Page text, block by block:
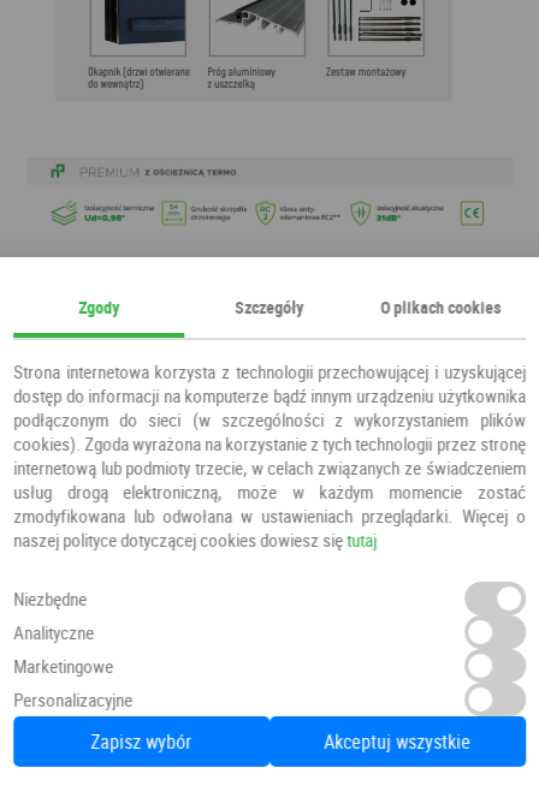
Zgody Szczegóły O plikach cookies
Strona internetowa korzysta z technologii przechowującej i uzyskującej
dostęp do informacji na komputerze bądź innym urządzeniu użytkownika
podłączonym do sieci (w szczególności z wykorzystaniem plików
cookies). Zgoda wyrażona na korzystanie z tych technologii przez stronę
internetową lub podmioty trzecie, w celach związanych ze świadczeniem
usług drogą elektroniczną, może w każdym momencie zostać
zmodyfikowana lub odwołana w ustawieniach przeglądarki. Więcej o
naszej polityce dotyczącej cookies dowiesz siętutaj
Niezbędne
Analityczne
Marketingowe
Personalizacyjne
Zapisz wybór Akceptuj wszystkie